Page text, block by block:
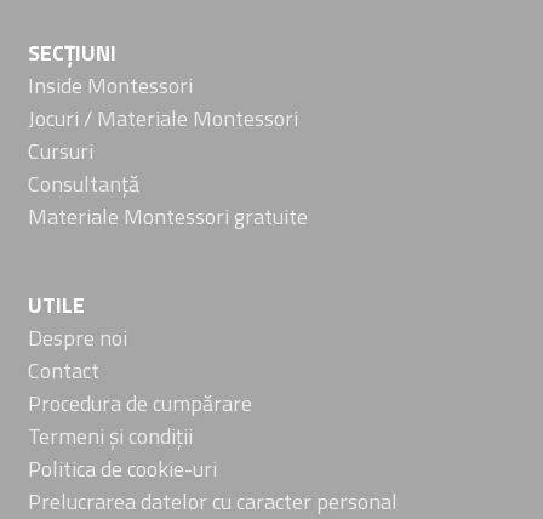
SECȚIUNI
Inside Montessori
Jocuri / Materiale Montessori
Cursuri
Consultanță
Materiale Montessori gratuite
UTILE
Despre noi
Contact
Procedura de cumpărare
Termeni și condiții
Politica de cookie-uri
Prelucrarea datelor cu caracter personal